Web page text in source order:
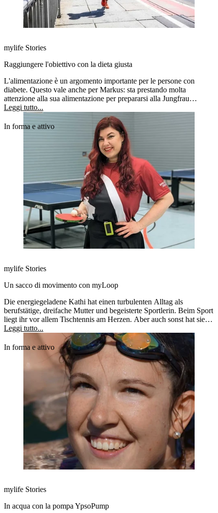
mylife Stories
Raggiungere l'obiettivo con la dieta giusta
L'alimentazione è un argomento importante per le persone con
diabete. Questo vale anche per Markus: sta prestando molta
attenzione alla sua alimentazione per prepararsi alla Jungfrau
Marathon di settembre.
Leggi tutto...
In forma e attivo
mylife Stories
Un sacco di movimento con myLoop
Die energiegeladene Kathi hat einen turbulenten Alltag als
berufstätige, dreifache Mutter und begeisterte Sportlerin. Beim Sport
liegt ihr vor allem Tischtennis am Herzen. Aber auch sonst hat sie
sehr viel Bewegung in ihren Alltag integriert.
Leggi tutto...
In forma e attivo
mylife Stories
In acqua con la pompa YpsoPump